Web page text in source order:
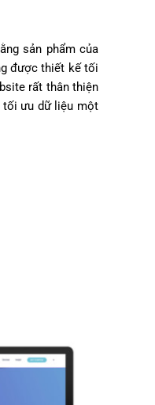
sản phẩm của
được thiết kế tối
rất thân thiện
tối ưu dữ liệu một